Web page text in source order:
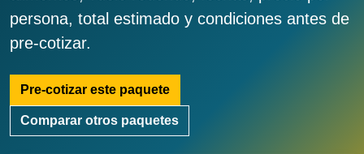
persona, total estimado y condiciones antes de
pre-cotizar.
Pre-cotizar este paquete
Comparar otros paquetes